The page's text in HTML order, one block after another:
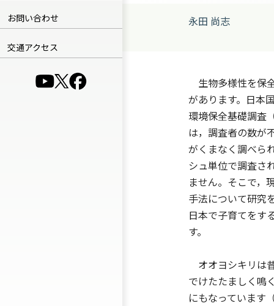
お問い合わせ
交通アクセス
（別ウインドウで開きます）
（別ウインドウで開きます）
（別ウインドウで開きます）
永田 尚志
生物多様性を保
があります。日本
環境保全基礎調査
は，調査者の数が
がくまなく調べら
シュ単位で調査さ
ません。そこで，
手法について研究
日本で子育てをす
す。
オオヨシキリは
でけたたましく鳴
にもなっています